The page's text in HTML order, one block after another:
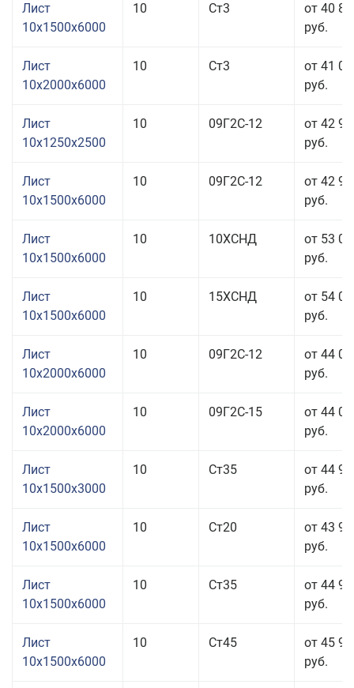
Лист
10x1500x6000
10 Ст3
от 40
руб.
Лист
10x2000x6000
10 Ст3
от 41
руб.
Лист
10x1250x2500
10 09Г2С-12
от 42
руб.
Лист
10x1500x6000
10 09Г2С-12
от 42
руб.
Лист
10x1500x6000
10 10ХСНД
от 53
руб.
Лист
10x1500x6000
10 15ХСНД
от 54
руб.
Лист
10x2000x6000
10 09Г2С-12
от 44
руб.
Лист
10x2000x6000
10 09Г2С-15
от 44
руб.
Лист
10x1500x3000
10 Ст35
от 44
руб.
Лист
10x1500x6000
10 Ст20
от 43
руб.
Лист
10x1500x6000
10 Ст35
от 44
руб.
Лист
10x1500x6000
10 Ст45
от 45
руб.